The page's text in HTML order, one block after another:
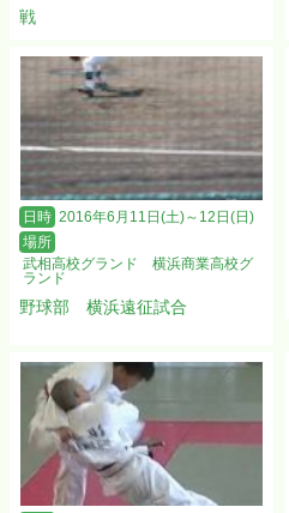
戦
日時 2016年6月11日(土)～12日(日)
場所
武相高校グランド 横浜商業高校グ
ランド
野球部 横浜遠征試合